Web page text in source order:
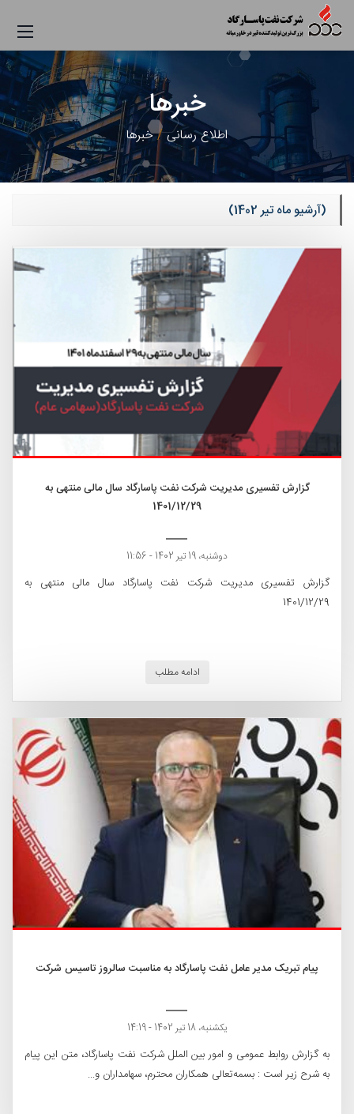
خبرها
اطلاع رسانی خبرها
(آرشیو ماه تیر 1402)
گزارش تفسیری مدیریت شرکت نفت پاسارگاد سال مالی منتهی به
1401/12/29
دوشنبه، 19 تیر 1402 - 11:56
گزارش تفسیری مدیریت شرکت نفت پاسارگاد سال مالی منتهی به
1401/12/29
ادامه مطلب
پیام تبریک مدیر عامل نفت پاسارگاد به مناسبت سالروز تاسیس شرکت
یکشنبه، 18 تیر 1402 - 14:19
به گزارش روابط عمومی و امور بین الملل شرکت نفت پاسارگاد، متن این پیام
به شرح زیر است : بسمه‌تعالی همکاران محترم، سهامداران و...